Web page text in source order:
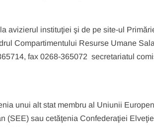
avizierul instituţiei şi de pe site-ul
Compartimentului Resurse Umane
fax 0268-365072 secretariatul
unui alt stat membru al Uniunii
(SEE) sau cetăţenia Confederaţiei